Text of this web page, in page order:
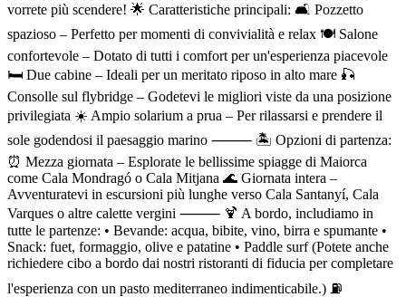
vorrete più scendere! 🌟 Caratteristiche principali: 🛋️ Pozzetto
spazioso – Perfetto per momenti di convivialità e relax 🍽️ Salone
confortevole – Dotato di tutti i comfort per un'esperienza piacevole
🛏️ Due cabine – Ideali per un meritato riposo in alto mare 🎣
Consolle sul flybridge – Godetevi le migliori viste da una posizione
privilegiata ☀️ Ampio solarium a prua – Per rilassarsi e prendere il
sole godendosi il paesaggio marino ⸻ 🏝️ Opzioni di partenza:
⏰ Mezza giornata – Esplorate le bellissime spiagge di Maiorca
come Cala Mondragó o Cala Mitjana 🌊 Giornata intera –
Avventuratevi in escursioni più lunghe verso Cala Santanyí, Cala
Varques o altre calette vergini ⸻ 🍹 A bordo, includiamo in
tutte le partenze: • Bevande: acqua, bibite, vino, birra e spumante •
Snack: fuet, formaggio, olive e patatine • Paddle surf (Potete anche
richiedere cibo a bordo dai nostri ristoranti di fiducia per completare
l'esperienza con un pasto mediterraneo indimenticabile.) ⛽